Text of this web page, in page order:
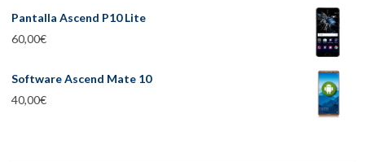
Pantalla Ascend P10 Lite
60,00€
Software Ascend Mate 10
40,00€